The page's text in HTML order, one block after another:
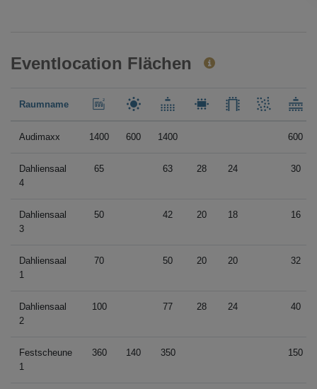
Eventlocation Flächen
Raumname
Audimaxx 1400 600 1400 600
Dahliensaal
4
65 63 28 24 30
Dahliensaal
3
50 42 20 18 16
Dahliensaal
1
70 50 20 20 32
Dahliensaal
2
100 77 28 24 40
Festscheune
1
360 140 350 150